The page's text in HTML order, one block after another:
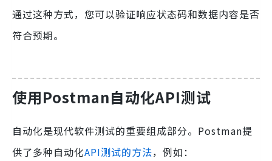
通过这种方式，您可以验证响应状态码和数据内容是否
符合预期。
使用Postman自动化API测试
自动化是现代软件测试的重要组成部分。Postman提
供了多种自动化API测试的方法，例如：